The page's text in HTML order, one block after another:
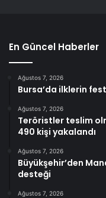
En Güncel Haberler
Ağustos 7, 2026
Bursa’da ilklerin
Ağustos 7, 2026
Teröristler teslim
490 kişi yakalandı
Ağustos 7, 2026
Büyükşehir’den
desteği
Ağustos 7, 2026